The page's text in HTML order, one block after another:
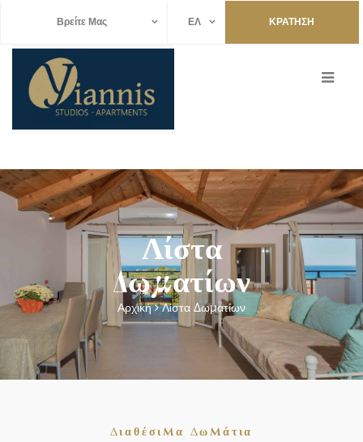
Βρείτε Μας ΕΛ ΚΡΑΤΗΣΗ
Λίστα
Δωματίων
Αρχική Λίστα Δωματίων
Διαθέσιμα Δωμάτια